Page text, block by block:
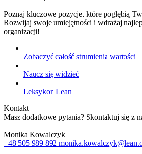
Poznaj kluczowe pozycje, które pogłębią
Rozwijaj swoje umiejętności i wdrażaj
organizacji!
Zobaczyć całość strumienia wartości
Naucz się widzieć
Leksykon Lean
Kontakt
Masz dodatkowe pytania? Skontaktuj się z
Monika Kowalczyk
+48 505 989 892